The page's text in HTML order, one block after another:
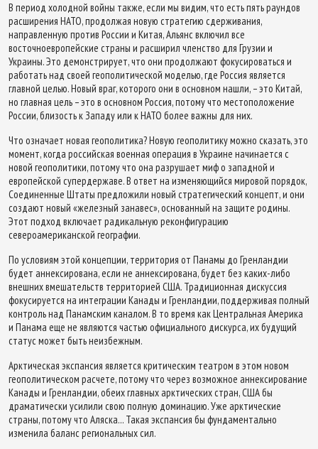
В период холодной войны также, если мы видим, что есть пять раундов
расширения НАТО, продолжая новую стратегию сдерживания,
направленную против России и Китая, Альянс включил все
восточноевропейские страны и расширил членство для Грузии и
Украины. Это демонстрирует, что они продолжают фокусироваться и
работать над своей геополитической моделью, где Россия является
главной целью. Новый враг, которого они в основном нашли, – это Китай,
но главная цель – это в основном Россия, потому что местоположение
России, близость к Западу или к НАТО более важны для них.
Что означает новая геополитика? Новую геополитику можно сказать, это
момент, когда российская военная операция в Украине начинается с
новой геополитики, потому что она разрушает миф о западной и
европейской супердержаве. В ответ на изменяющийся мировой порядок,
Соединенные Штаты предложили новый стратегический концепт, и они
создают новый «железный занавес», основанный на защите родины.
Этот подход включает радикальную реконфигурацию
североамериканской географии.
По условиям этой концепции, территория от Панамы до Гренландии
будет аннексирована, если не аннексирована, будет без каких-либо
внешних вмешательств территорией США. Традиционная дискуссия
фокусируется на интеграции Канады и Гренландии, поддерживая полный
контроль над Панамским каналом. В то время как Центральная Америка
и Панама еще не являются частью официального дискурса, их будущий
статус может быть неизбежным.
Арктическая экспансия является критическим театром в этом новом
геополитическом расчете, потому что через возможное аннексирование
Канады и Гренландии, обеих главных арктических стран, США бы
драматически усилили свою полную доминацию. Уже арктические
страны, потому что Аляска... Такая экспансия бы фундаментально
изменила баланс региональных сил.